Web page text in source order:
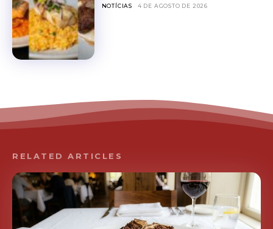
NOTÍCIAS 4 DE AGOSTO DE 2026
RELATED ARTICLES